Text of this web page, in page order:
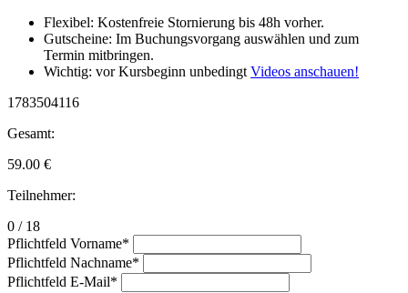
Flexibel: Kostenfreie Stornierung bis 48h vorher.
Gutscheine: Im Buchungsvorgang auswählen und zum
Termin mitbringen.
Wichtig: vor Kursbeginn unbedingt Videos anschauen!
1783504116
Gesamt:
59.00 €
Teilnehmer:
0 / 18
Pflichtfeld Vorname*
Pflichtfeld Nachname*
Pflichtfeld E-Mail*